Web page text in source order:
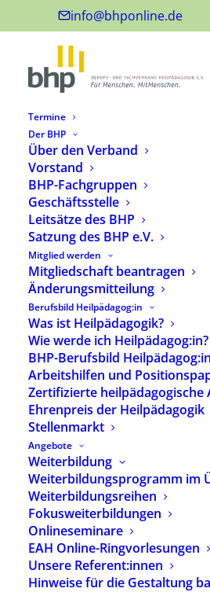
info@bhponline.de
Termine
Der BHP
Über den Verband
Vorstand
BHP-Fachgruppen
Geschäftsstelle
Leitsätze des BHP
Satzung des BHP e.V.
Mitglied werden
Mitgliedschaft beantragen
Änderungsmitteilung
Berufsbild Heilpädagog:in
Was ist Heilpädagogik?
Wie werde ich Heilpädagog:in?
BHP-Berufsbild Heilpädagog:in
Arbeitshilfen und
Zertifizierte heilpädagogische
Ehrenpreis der Heilpädagogik
Stellenmarkt
Angebote
Weiterbildung
Weiterbildungsprogramm im
Weiterbildungsreihen
Fokusweiterbildungen
Onlineseminare
EAH Online-Ringvorlesungen
Unsere Referent:innen
Hinweise für die Gestaltung